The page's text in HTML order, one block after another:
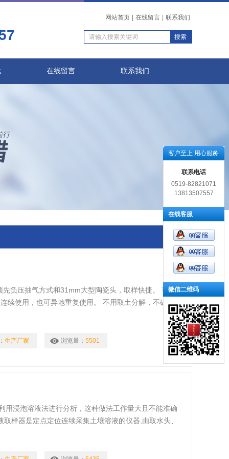
网站首页 在线留言 联系我们
在线留言 联系我们
负压抽气方式和31mm大型陶瓷头，取样快捷。 可用
续使用，也可异地重复使用。 不用取土分解，不破坏现
生产厂家 浏览量：5501
用浸泡溶液法进行分析，这种做法工作量大且不能准确
样器是定点定位连续采集土壤溶液的仪器,由取水头、
客户至上 用心服务
联系电话
0519-82821071
13813507557
在线客服
微信二维码